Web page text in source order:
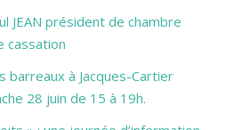
JEAN président de chambre
cassation
barreaux à Jacques-Cartier
28 juin de 15 à 19h.